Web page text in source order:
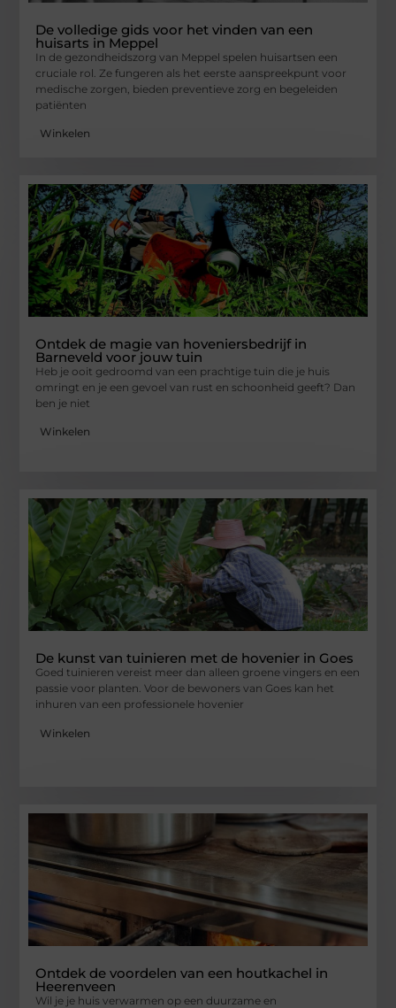
De volledige gids voor het vinden van een
huisarts in Meppel
In de gezondheidszorg van Meppel spelen huisartsen een
cruciale rol. Ze fungeren als het eerste aanspreekpunt voor
medische zorgen, bieden preventieve zorg en begeleiden
patiënten
Winkelen
Ontdek de magie van hoveniersbedrijf in
Barneveld voor jouw tuin
Heb je ooit gedroomd van een prachtige tuin die je huis
omringt en je een gevoel van rust en schoonheid geeft? Dan
ben je niet
Winkelen
De kunst van tuinieren met de hovenier in Goes
Goed tuinieren vereist meer dan alleen groene vingers en een
passie voor planten. Voor de bewoners van Goes kan het
inhuren van een professionele hovenier
Winkelen
Ontdek de voordelen van een houtkachel in
Heerenveen
Wil je je huis verwarmen op een duurzame en